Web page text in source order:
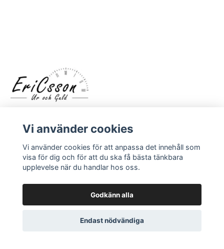
LÄS MER
Kontakt
Om oss
Vi använder cookies
Vi använder cookies för att anpassa det innehåll som
visa för dig och för att du ska få bästa tänkbara
upplevelse när du handlar hos oss.
Godkänn alla
Endast nödvändiga